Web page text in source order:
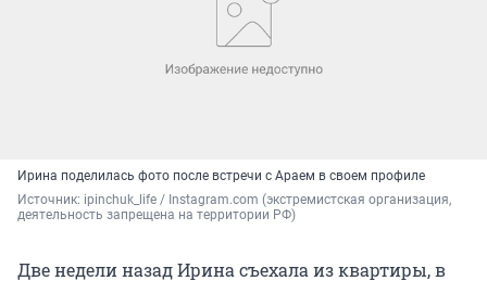
Ирина поделилась фото после встречи с Араем в своем профиле
Источник: ipinchuk_life / Instagram.com (экстремистская организация,
деятельность запрещена на территории РФ)
Две недели назад Ирина съехала из квартиры, в